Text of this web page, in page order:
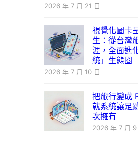
2026 年 7 月 21 日
視覺化圖卡
生：從台灣
涯，全面進
統」生態圈
2026 年 7 月 10 日
把旅行變成
就系統讓足
次擁有
2026 年 7 月 9